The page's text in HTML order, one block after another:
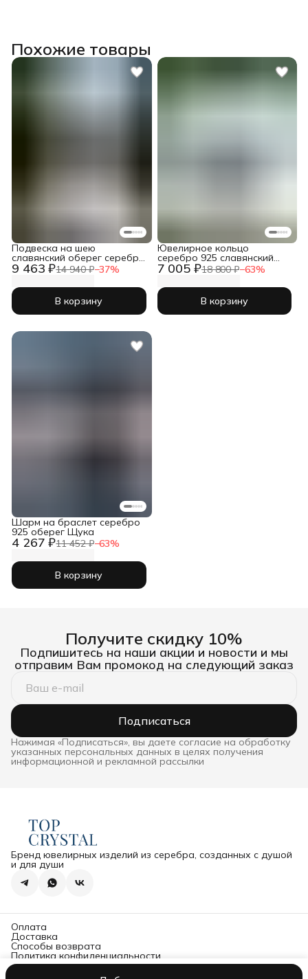
Похожие товары
9 463 ₽14 940 ₽−37%
Подвеска на шею
славянский оберег серебро
925 Щука
В корзину
7 005 ₽18 800 ₽−63%
Ювелирное кольцо
серебро 925 славянский
оберег Щука
В корзину
4 267 ₽11 452 ₽−63%
Шарм на браслет серебро
925 оберег Щука
В корзину
Получите скидку 10%
Подпишитесь на наши акции и новости и мы
отправим Вам промокод на следующий заказ
Подписаться
Нажимая «Подписаться», вы даете согласие на обработку
указанных персональных данных в целях получения
информационной и рекламной рассылки
Бренд ювелирных изделий из серебра, созданных с душой
и для души
Оплата
Доставка
Способы возврата
Политика конфиденциальности
Оферта
Политика обработки и защиты персональных данных